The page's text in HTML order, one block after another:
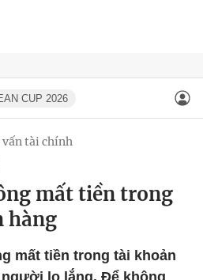
CUP 2026
vấn tài chính
mất tiền trong
hàng
mất tiền trong tài khoản
lo lắng. Để không